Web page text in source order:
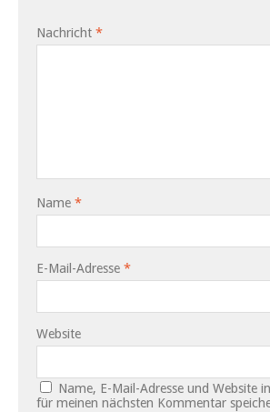
Nachricht *
Name *
E-Mail-Adresse *
Website
Name, E-Mail-Adresse und Website
für meinen nächsten Kommentar